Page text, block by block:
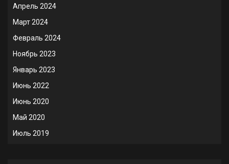
Апрель 2024
Март 2024
Февраль 2024
Ноябрь 2023
Январь 2023
Июнь 2022
Июнь 2020
Май 2020
Июль 2019